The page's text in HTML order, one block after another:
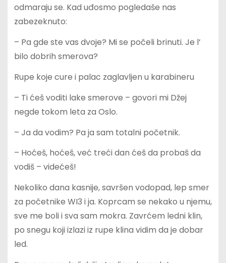
odmaraju se. Kad uđosmo pogledaše nas
zabezeknuto:
– Pa gde ste vas dvoje? Mi se počeli brinuti. Je l’
bilo dobrih smerova?
Rupe koje cure i palac zaglavljen u karabineru
– Ti ćeš voditi lake smerove – govori mi Džej
negde tokom leta za Oslo.
– Ja da vodim? Pa ja sam totalni početnik.
– Hoćeš, hoćeš, već treći dan ćeš da probaš da
vodiš – videćeš!
Nekoliko dana kasnije, savršen vodopad, lep smer
za početnike WI3 i ja. Koprcam se nekako u njemu,
sve me boli i sva sam mokra. Zavrćem ledni klin,
po snegu koji izlazi iz rupe klina vidim da je dobar
led.